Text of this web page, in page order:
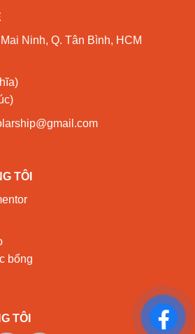
Ninh, Q. Tân Bình, HCM
TÔI
bổng
TÔI